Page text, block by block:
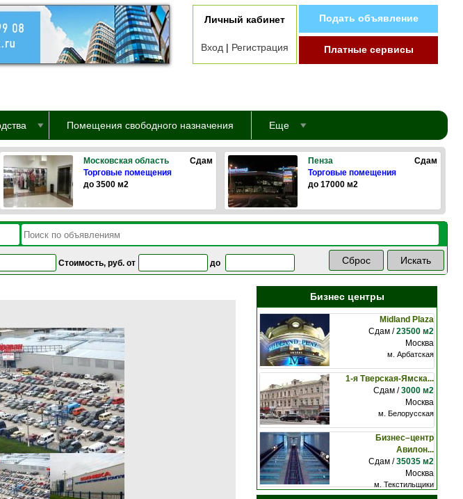
Личный кабинет
Вход | Регистрация
Подать объявление
Платные сервисы
Помещения свободного назначения Еще
Московская область
Сдам
Торговые помещения
до 3500 м2
Пенза
Сдам
Торговые помещения
до 17000 м2
Стоимость, руб. от до
>
Бизнес центры
Midland Plaza
Сдам /23500 м2
Москва
м. Арбатская
1-я Тверская-Ямска...
Сдам /3000 м2
Москва
м. Белорусская
Бизнес–центр
Авилон...
Сдам /35035 м2
Москва
м. Текстильщики